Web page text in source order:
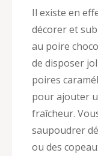
Il existe en
décorer et
au poire
de disposer
poires
pour ajouter
fraîcheur.
saupoudrer
ou des